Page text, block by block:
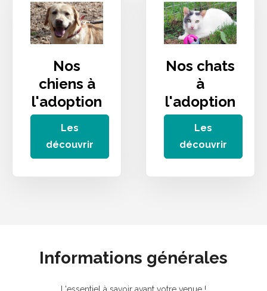
Nos
chiens à
l'adoption
Les
découvrir
Nos chats
à
l'adoption
Les
découvrir
Informations générales